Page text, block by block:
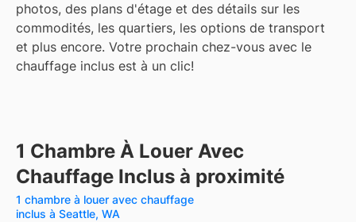
photos, des plans d'étage et des détails sur les
commodités, les quartiers, les options de transport
et plus encore. Votre prochain chez-vous avec le
chauffage inclus est à un clic!
1 Chambre À Louer Avec
Chauffage Inclus à proximité
1 chambre à louer avec chauffage
inclus à Seattle, WA